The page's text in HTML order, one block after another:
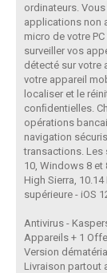
ordinateurs.
applications non
micro de votre
surveiller vos
détecté sur votre
votre appareil
localiser et le
conﬁdentielles.
opérations
navigation
transactions.
10, Windows 8 et
High Sierra,
supérieure - iOS
Antivirus -
Appareils + 1
Version
Livraison partout